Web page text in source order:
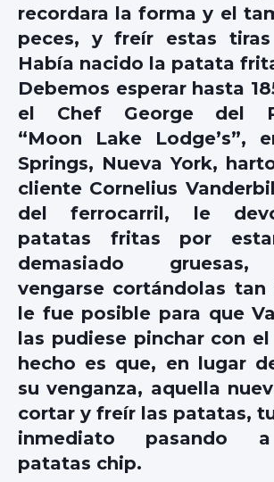
recordara la forma y el
peces, y freír estas
Había nacido la patata
Debemos esperar hasta
el Chef George del
“Moon Lake Lodge’s”,
Springs, Nueva York,
cliente Cornelius
del ferrocarril, le
patatas fritas por
demasiado gruesas,
vengarse cortándolas tan
le fue posible para que
las pudiese pinchar con
hecho es que, en lugar
su venganza, aquella
cortar y freír las patatas,
inmediato pasando
patatas chip.